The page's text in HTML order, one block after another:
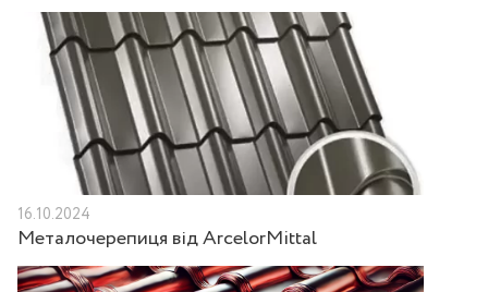
16.10.2024
Металочерепиця від ArcelorMittal